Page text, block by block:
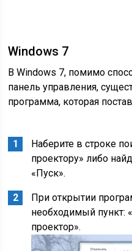
Windows 7
В Windows 7, помимо
панель управления,
программа, которая
Наберите в строке
проектору» либо
«Пуск».
При открытии
необходимый пункт:
проектор».